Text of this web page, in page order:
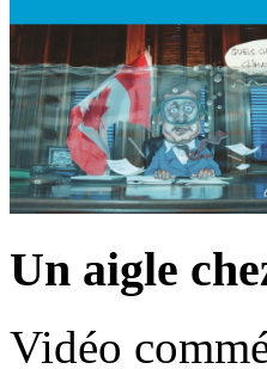
Un aigle
Vidéo